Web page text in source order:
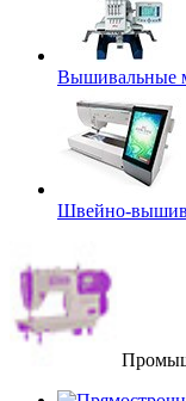
Вышивальные
Швейно-